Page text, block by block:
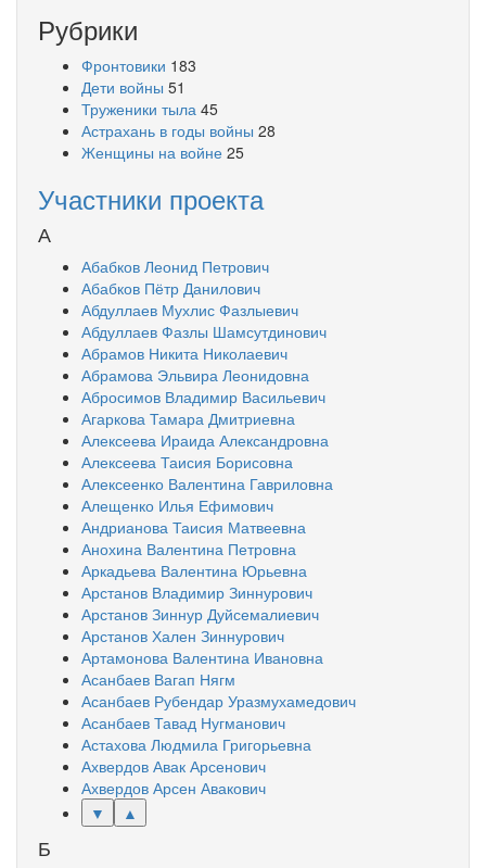
Рубрики
Фронтовики 183
Дети войны 51
Труженики тыла 45
Астрахань в годы войны 28
Женщины на войне 25
Участники проекта
А
Абабков Леонид Петрович
Абабков Пётр Данилович
Абдуллаев Мухлис Фазлыевич
Абдуллаев Фазлы Шамсутдинович
Абрамов Никита Николаевич
Абрамова Эльвира Леонидовна
Абросимов Владимир Васильевич
Агаркова Тамара Дмитриевна
Алексеева Ираида Александровна
Алексеева Таисия Борисовна
Алексеенко Валентина Гавриловна
Алещенко Илья Ефимович
Андрианова Таисия Матвеевна
Анохина Валентина Петровна
Аркадьева Валентина Юрьевна
Арстанов Владимир Зиннурович
Арстанов Зиннур Дуйсемалиевич
Арстанов Хален Зиннурович
Артамонова Валентина Ивановна
Асанбаев Вагап Нягм
Асанбаев Рубендар Уразмухамедович
Асанбаев Тавад Нугманович
Астахова Людмила Григорьевна
Ахвердов Авак Арсенович
Ахвердов Арсен Авакович
▼
▲
Б